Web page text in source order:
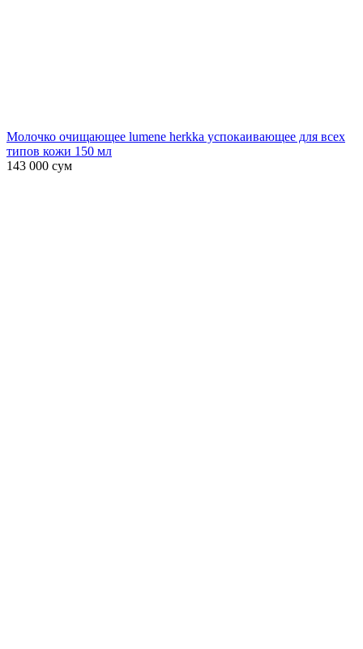
Молочко очищающее lumene herkka успокаивающее для всех
типов кожи 150 мл
143 000 сум